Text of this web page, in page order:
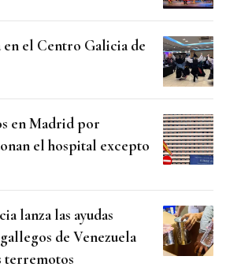
el Centro Galicia de
en Madrid por
el hospital excepto
lanza las ayudas
de Venezuela
terremotos